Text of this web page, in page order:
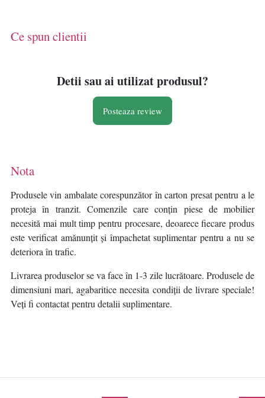
Ce spun clientii
Detii sau ai utilizat produsul?
Posteaza review
Nota
Produsele vin ambalate corespunzător în carton presat pentru a le
proteja în tranzit. Comenzile care conțin piese de mobilier
necesită mai mult timp pentru procesare, deoarece fiecare produs
este verificat amănunțit și împachetat suplimentar pentru a nu se
deteriora în trafic.
Livrarea produselor se va face în 1-3 zile lucrătoare. Produsele de
dimensiuni mari, agabaritice necesita condiții de livrare speciale!
Veți fi contactat pentru detalii suplimentare.